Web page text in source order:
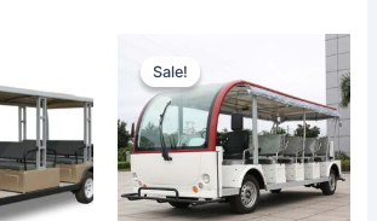
Sale!
Sale!
was:
฿1,100,000.00.
is:
฿970,000.00.